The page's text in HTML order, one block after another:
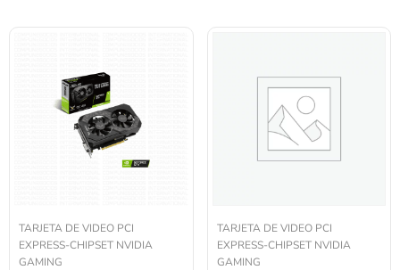
TARJETA DE VIDEO PCI
EXPRESS-CHIPSET NVIDIA
GAMING
TARJETA DE VIDEO PCI
EXPRESS-CHIPSET NVIDIA
GAMING